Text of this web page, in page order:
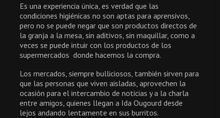
Es una experiencia única, es verdad que las
condiciones higiénicas no son aptas para aprensivos,
pero no se puede negar que son productos directos de
la granja a la mesa, sin aditivos, sin maquillar, como a
veces se puede intuir con los productos de los
supermercados donde hacemos la compra.
Los mercados, siempre bulliciosos, también sirven para
que las personas que viven aisladas, aprovechen la
ocasión para el intercambio de noticias y a la charla
entre amigos, quienes llegan a Ida Ougourd desde
lejos andando lentamente en sus burritos.